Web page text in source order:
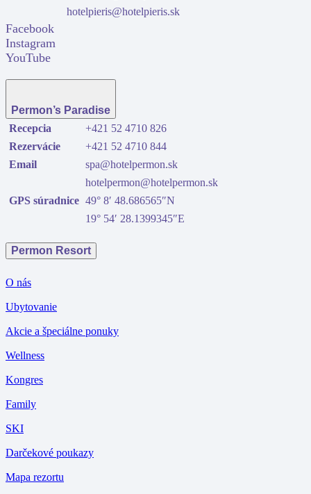
hotelpieris@hotelpieris.sk
Facebook
Instagram
YouTube
Permon’s Paradise
Recepcia
+421 52 4710 826
Rezervácie
+421 52 4710 844
Email
spa@hotelpermon.sk
hotelpermon@hotelpermon.sk
GPS súradnice 49° 8′ 48.686565″N
19° 54′ 28.1399345″E
Permon Resort
O nás
Ubytovanie
Akcie a špeciálne ponuky
Wellness
Kongres
Family
SKI
Darčekové poukazy
Mapa rezortu